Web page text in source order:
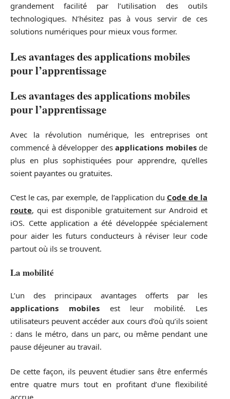
grandement facilité par l’utilisation des outils
technologiques. N’hésitez pas à vous servir de ces
solutions numériques pour mieux vous former.
Les avantages des applications mobiles
pour l’apprentissage
Les avantages desapplications mobiles
pour l’apprentissage
Avec la révolution numérique, les entreprises ont
commencé à développer des applications mobilesde
plus en plus sophistiquées pour apprendre, qu’elles
soient payantes ou gratuites.
C’est le cas, par exemple, de l’application du Code de la
route, qui est disponible gratuitement sur Android et
iOS. Cette application a été développée spécialement
pour aider les futurs conducteurs à réviser leur code
partout où ils se trouvent.
La mobilité
L’un des principaux avantages offerts par les
applications mobilesest leur mobilité. Les
utilisateurs peuvent accéder aux cours d’où qu’ils soient
: dans le métro, dans un parc, ou même pendant une
pause déjeuner au travail.
De cette façon, ils peuvent étudier sans être enfermés
entre quatre murs tout en profitant d’une flexibilité
accrue.